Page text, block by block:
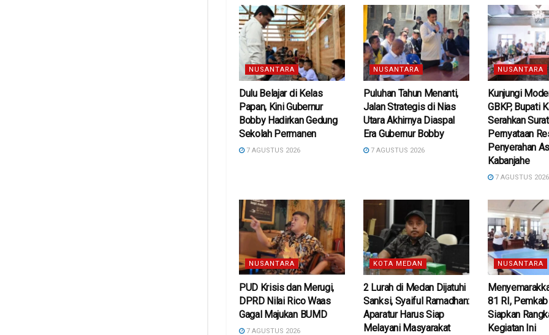
NUSANTARA
Dulu Belajar di Kelas
Papan, Kini Gubernur
Bobby Hadirkan Gedung
Sekolah Permanen
7 AGUSTUS 2026
NUSANTARA
Puluhan Tahun Menanti,
Jalan Strategis di Nias
Utara Akhirnya Diaspal
Era Gubernur Bobby
7 AGUSTUS 2026
NUSANTARA
Kunjungi
GBKP, Bupati
Serahkan Surat
Pernyataan
Penyerahan
Kabanjahe
7 AGUSTUS 2026
NUSANTARA
PUD Krisis dan Merugi,
DPRD Nilai Rico Waas
Gagal Majukan BUMD
7 AGUSTUS 2026
KOTA MEDAN
2 Lurah di Medan Dijatuhi
Sanksi, Syaiful Ramadhan:
Aparatur Harus Siap
Melayani Masyarakat
NUSANTARA
81 RI,
Siapkan
Kegiatan Ini